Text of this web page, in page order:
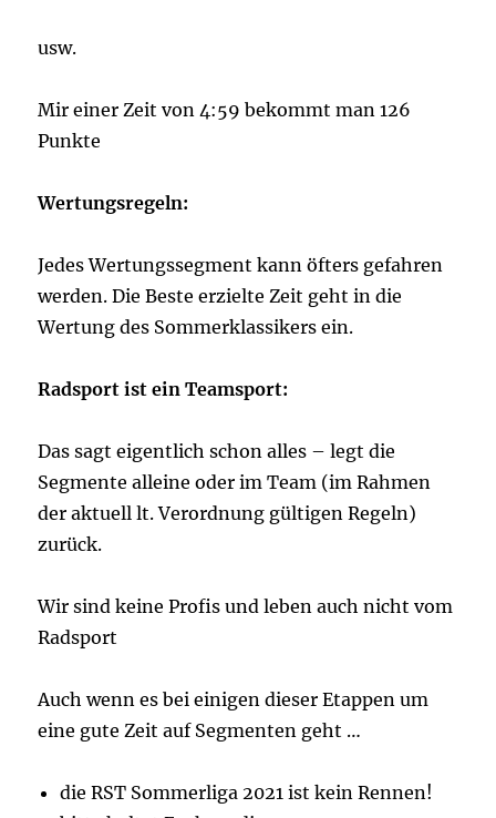
usw.
Mir einer Zeit von 4:59 bekommt man 126
Punkte
Wertungsregeln:
Jedes Wertungssegment kann öfters gefahren
werden. Die Beste erzielte Zeit geht in die
Wertung des Sommerklassikers ein.
Radsport ist ein Teamsport:
Das sagt eigentlich schon alles – legt die
Segmente alleine oder im Team (im Rahmen
der aktuell lt. Verordnung gültigen Regeln)
zurück.
Wir sind keine Profis und leben auch nicht vom
Radsport
Auch wenn es bei einigen dieser Etappen um
eine gute Zeit auf Segmenten geht …
die RST Sommerliga 2021 ist kein Rennen!